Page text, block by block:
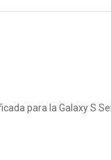
para la Galaxy S